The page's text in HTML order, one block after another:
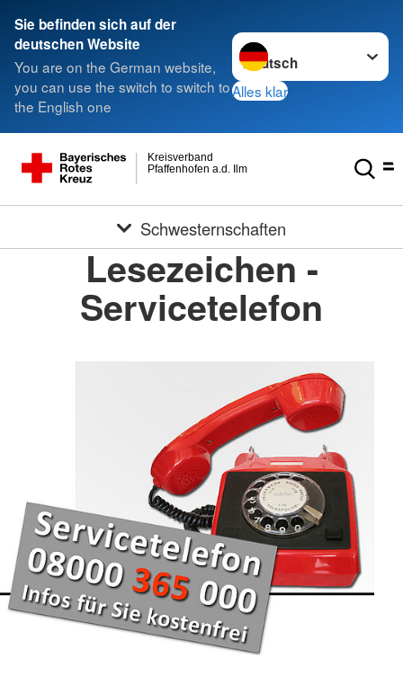
Sie befinden sich auf der
deutschen Website
You are on the German website,
you can use the switch to switch to
the English one
Sprache wechseln zu
Alles klar
Pfaffenhofen a.d. Ilm
Kreisverband
Schwesternschaften
Lesezeichen -
Servicetelefon